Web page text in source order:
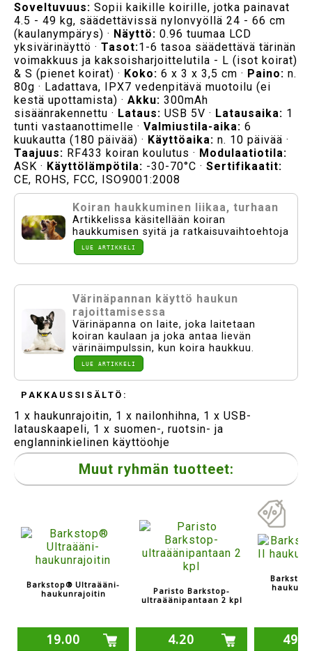
Soveltuvuus: Sopii kaikille koirille, jotka painavat
4.5 - 49 kg, säädettävissä nylonvyöllä 24 - 66 cm
(kaulanympärys) · Näyttö: 0.96 tuumaa LCD
yksivärinäyttö · Tasot:1-6 tasoa säädettävä tärinän
voimakkuus ja kaksoisharjoittelutila - L (isot koirat)
& S (pienet koirat) · Koko: 6 x 3 x 3,5 cm · Paino: n.
80g · Ladattava, IPX7 vedenpitävä muotoilu (ei
kestä upottamista) · Akku: 300mAh
sisäänrakennettu · Lataus: USB 5V · Latausaika: 1
tunti vastaanottimelle · Valmiustila-aika: 6
kuukautta (180 päivää) · Käyttöaika: n. 10 päivää ·
Taajuus: RF433 koiran koulutus · Modulaatiotila:
ASK · Käyttölämpötila: -30-70°C · Sertifikaatit:
CE, ROHS, FCC, ISO9001:2008
Koiran haukkuminen liikaa, turhaan
Artikkelissa käsitellään koiran
haukkumisen syitä ja ratkaisuvaihtoehtoja
LUE ARTIKKELI
Värinäpannan käyttö haukun
rajoittamisessa
Värinäpanna on laite, joka laitetaan
koiran kaulaan ja joka antaa lievän
värinäimpulssin, kun koira haukkuu.
LUE ARTIKKELI
PAKKAUSSISÄLTÖ:
1 x haukunrajoitin, 1 x nailonhihna, 1 x USB-
latauskaapeli, 1 x suomen-, ruotsin- ja
englanninkielinen käyttöohje
Muut ryhmän tuotteet:
Barkstop® Ultraääni-
haukunrajoitin
19.00
Paristo Barkstop-
ultraäänipantaan 2 kpl
4.20